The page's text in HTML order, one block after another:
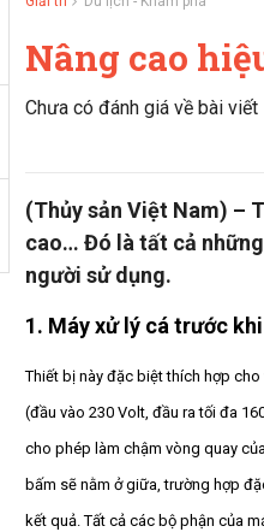
Nâng cao
Chưa có đánh giá về bài viết
(Thủy sản Việt Nam) –
cao… Đó là tất cả
người sử dụng.
1. Máy xử lý cá trước
Thiết bị này đặc biệt thích hợp
(đầu vào 230 Volt, đầu ra tối đa
cho phép làm chậm vòng quay
bấm sẽ nằm ở giữa, trường hợp
kết quả. Tất cả các bộ phận của